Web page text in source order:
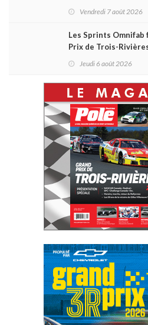
Vendredi 7 août 2026
Les Sprints
Prix de Trois-
Jeudi 6 août 2026